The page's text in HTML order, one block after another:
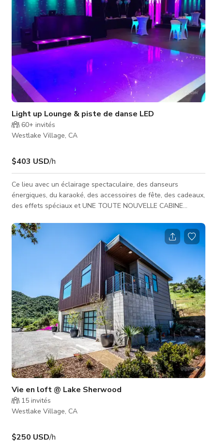
Light up Lounge & piste de danse LED
60+ invités
Westlake Village, CA
$403 USD/h
Ce lieu avec un éclairage spectaculaire, des danseurs
énergiques, du karaoké, des accessoires de fête, des cadeaux,
des effets spéciaux et UNE TOUTE NOUVELLE CABINE
constamment pour offrir à nos clients les dernières
innovations et tendances afin de faire de votre événement le «
Moment de votre vie ». Ne prenez aucun risque ! Faites de cet
événement le meilleur possible ! Appelez-nous dès aujourd'hui
pour discuter des détail
Vie en loft @ Lake Sherwood
15 invités
Westlake Village, CA
$250 USD/h